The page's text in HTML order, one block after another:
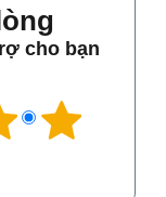
cho bạn